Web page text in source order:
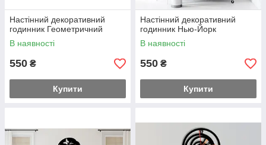
Настінний декоративний
годинник Геометричний
В наявності
550 ₴
Купити
Настінний декоративний
годинник Нью-Йорк
В наявності
550 ₴
Купити